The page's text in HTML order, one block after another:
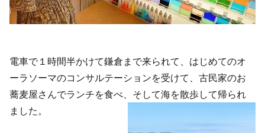
電車で１時間半かけて鎌倉まで来られて、はじめてのオ
ーラソーマのコンサルテーションを受けて、古民家のお
蕎麦屋さんでランチを食べ、そして海を散歩して帰られ
ました。